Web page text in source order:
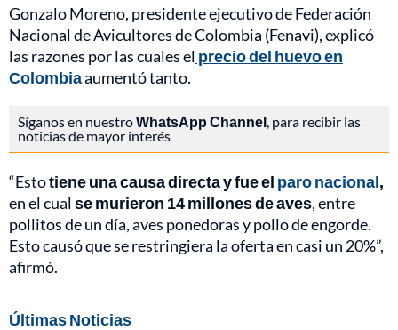
Gonzalo Moreno, presidente ejecutivo de Federación
Nacional de Avicultores de Colombia (Fenavi), explicó
las razones por las cuales el precio del huevo en
Colombiaaumentó tanto.
Síganos en nuestroWhatsApp Channel , para recibir las
noticias de mayor interés
“Estotiene una causa directa y fue el paro nacional,
en el cualse murieron 14 millones de aves, entre
pollitos de un día, aves ponedoras y pollo de engorde.
Esto causó que se restringiera la oferta en casi un 20%”,
afirmó.
Últimas Noticias